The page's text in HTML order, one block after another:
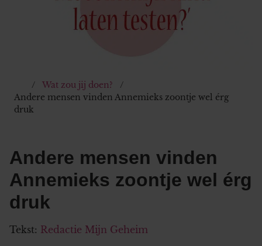
Wat zou jij doen?
Andere mensen vinden Annemieks zoontje wel érg
druk
Andere mensen vinden
Annemieks zoontje wel érg
druk
Tekst: Redactie Mijn Geheim